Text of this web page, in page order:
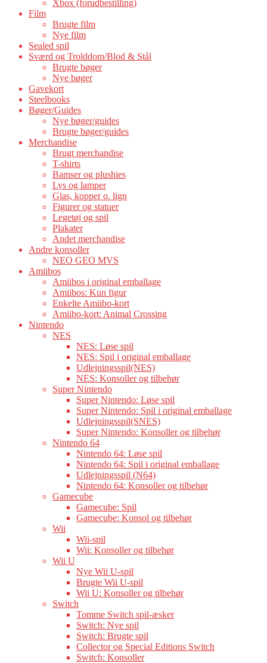
Xbox (forudbestilling)
Film
Brugte film
Nye film
Sealed spil
Sværd og Trolddom/Blod & Stål
Brugte bøger
Nye bøger
Gavekort
Steelbooks
Bøger/Guides
Nye bøger/guides
Brugte bøger/guides
Merchandise
Brugt merchandise
T-shirts
Bamser og plushies
Lys og lamper
Glas, kopper o. lign
Figurer og statuer
Legetøj og spil
Plakater
Andet merchandise
Andre konsoller
NEO GEO MVS
Amiibos
Amiibos i original emballage
Amiibos: Kun figur
Enkelte Amiibo-kort
Amiibo-kort: Animal Crossing
Nintendo
NES
NES: Løse spil
NES: Spil i original emballage
Udlejningsspil(NES)
NES: Konsoller og tilbehør
Super Nintendo
Super Nintendo: Løse spil
Super Nintendo: Spil i original emballage
Udlejningsspil(SNES)
Super Nintendo: Konsoller og tilbehør
Nintendo 64
Nintendo 64: Løse spil
Nintendo 64: Spil i original emballage
Udlejningsspil (N64)
Nintendo 64: Konsoller og tilbehør
Gamecube
Gamecube: Spil
Gamecube: Konsol og tilbehør
Wii
Wii-spil
Wii: Konsoller og tilbehør
Wii U
Nye Wii U-spil
Brugte Wii U-spil
Wii U: Konsoller og tilbehør
Switch
Tomme Switch spil-æsker
Switch: Nye spil
Switch: Brugte spil
Collector og Special Editions Switch
Switch: Konsoller